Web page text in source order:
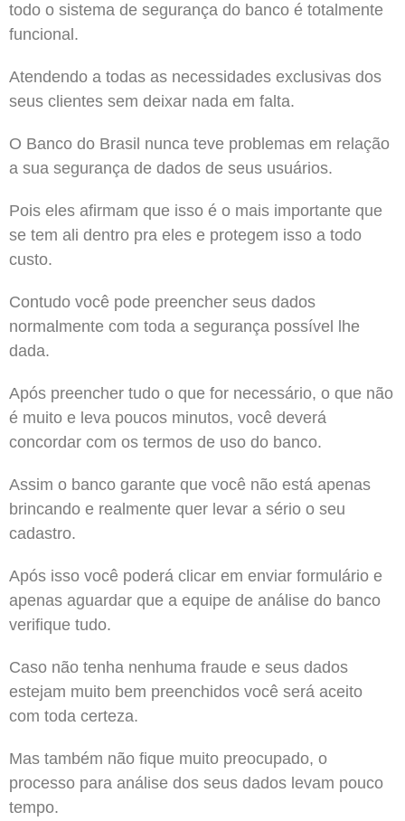
todo o sistema de segurança do banco é totalmente
funcional.
Atendendo a todas as necessidades exclusivas dos
seus clientes sem deixar nada em falta.
O Banco do Brasil nunca teve problemas em relação
a sua segurança de dados de seus usuários.
Pois eles afirmam que isso é o mais importante que
se tem ali dentro pra eles e protegem isso a todo
custo.
Contudo você pode preencher seus dados
normalmente com toda a segurança possível lhe
dada.
Após preencher tudo o que for necessário, o que não
é muito e leva poucos minutos, você deverá
concordar com os termos de uso do banco.
Assim o banco garante que você não está apenas
brincando e realmente quer levar a sério o seu
cadastro.
Após isso você poderá clicar em enviar formulário e
apenas aguardar que a equipe de análise do banco
verifique tudo.
Caso não tenha nenhuma fraude e seus dados
estejam muito bem preenchidos você será aceito
com toda certeza.
Mas também não fique muito preocupado, o
processo para análise dos seus dados levam pouco
tempo.